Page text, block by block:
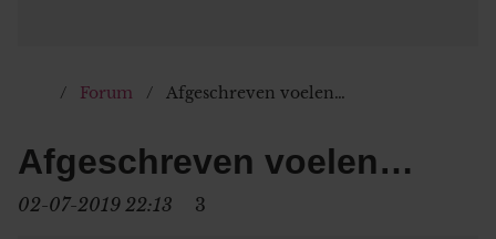
Forum Afgeschreven voelen…
Afgeschreven voelen…
02-07-2019 22:13 3